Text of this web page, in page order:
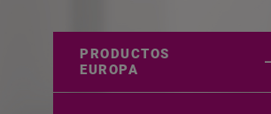
PRODUCTOS
EUROPA